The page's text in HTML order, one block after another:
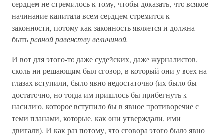
сердцем не стремилось к тому, чтобы доказать, что всякое
начинание капитала всем сердцем стремится к
законности, потому как законность является и должна
бытьравной равенству величиной.
И вот для этого-то даже судейских, даже журналистов,
сколь ни решающим был сговор, в который они у всех на
глазах вступили, было явно недостаточно (их было бы
достаточно, но тогда им пришлось бы прибегнуть к
насилию, которое вступило бы в явное противоречие с
теми планами, которые, как они утверждали, ими
двигали). И как раз потому, что сговора этого было явно